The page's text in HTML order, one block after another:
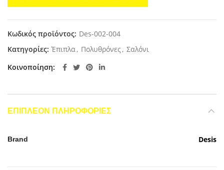
Κωδικός προϊόντος: Des-002-004
Κατηγορίες: Έπιπλα, Πολυθρόνες , Σαλόνι
Κοινοποίηση
ΕΠΙΠΛΈΟΝ ΠΛΗΡΟΦΟΡΊΕΣ
Brand Desis